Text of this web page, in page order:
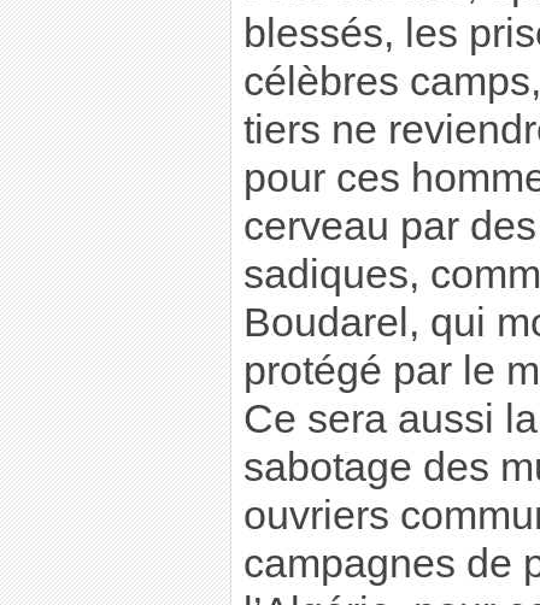
blessés, les
célèbres
tiers ne
pour ces
cerveau par
sadiques,
Boudarel, qui
protégé par le
Ce sera aussi
sabotage des
ouvriers
campagnes de